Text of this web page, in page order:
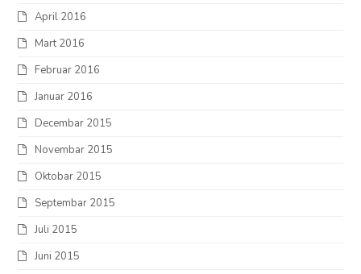
April 2016
Mart 2016
Februar 2016
Januar 2016
Decembar 2015
Novembar 2015
Oktobar 2015
Septembar 2015
Juli 2015
Juni 2015